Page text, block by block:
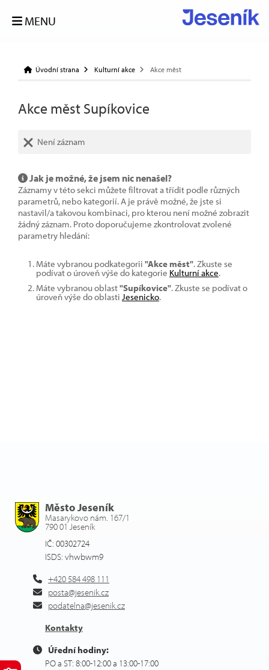
MENU
Úvodní strana Kulturní akce Akce měst
Akce měst Supíkovice
Není záznam
Jak je možné, že jsem nic nenašel?
Záznamy v této sekci můžete filtrovat a třídit podle různých
parametrů, nebo kategorií. A je právě možné, že jste si
nastavil/a takovou kombinaci, pro kterou není možné zobrazit
žádný záznam. Proto doporučujeme zkontrolovat zvolené
parametry hledání:
Máte vybranou podkategorii "Akce měst". Zkuste se
podívat o úroveň výše do kategorie Kulturní akce.
Máte vybranou oblast"Supíkovice". Zkuste se podívat o
úroveň výše do oblasti Jesenicko.
Město Jeseník
Masarykovo nám. 167/1
790 01 Jeseník
IČ: 00302724
ISDS: vhwbwm9
+420 584 498 111
posta@jesenik.cz
podatelna@jesenik.cz
Kontakty
Úřední hodiny:
PO a ST: 8:00-12:00 a 13:00-17:00